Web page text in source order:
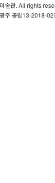
술관. All rights
주·공립13-2018-02